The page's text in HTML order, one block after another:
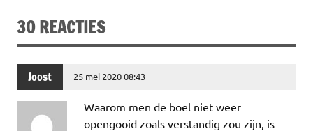
o
o
k
r
dI
n p
p
30 REACTIES
Joost 25 mei 2020 08:43
Waarom men de boel niet weer
opengooid zoals verstandig zou zijn, is